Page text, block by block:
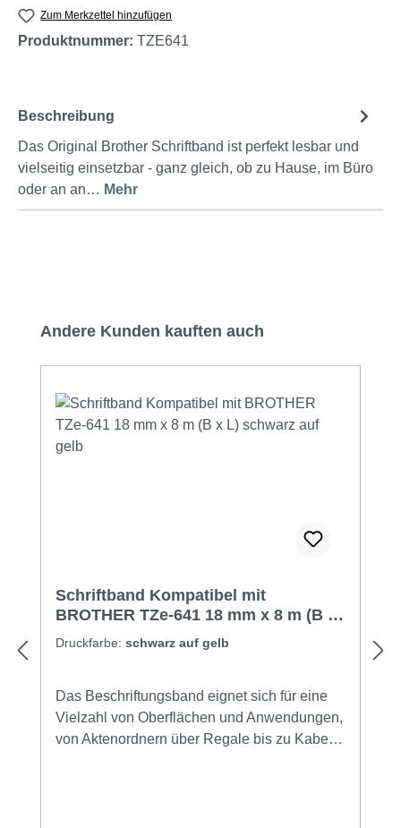
Zum Merkzettel hinzufügen
Produktnummer: TZE641
Beschreibung
Das Original Brother Schriftband ist perfekt lesbar und
vielseitig einsetzbar - ganz gleich, ob zu Hause, im Büro
oder an an… Mehr
Produktgalerie überspringen
Andere Kunden kauften auch
Schriftband Kompatibel mit
BROTHER TZe-641 18 mm x 8 m (B x
L) schwarz auf gelb
Druckfarbe: schwarz auf gelb
Das Beschriftungsband eignet sich für eine
Vielzahl von Oberflächen und Anwendungen,
von Aktenordnern über Regale bis zu Kabeln